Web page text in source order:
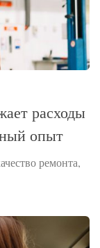
расходы
опыт
ремонта,